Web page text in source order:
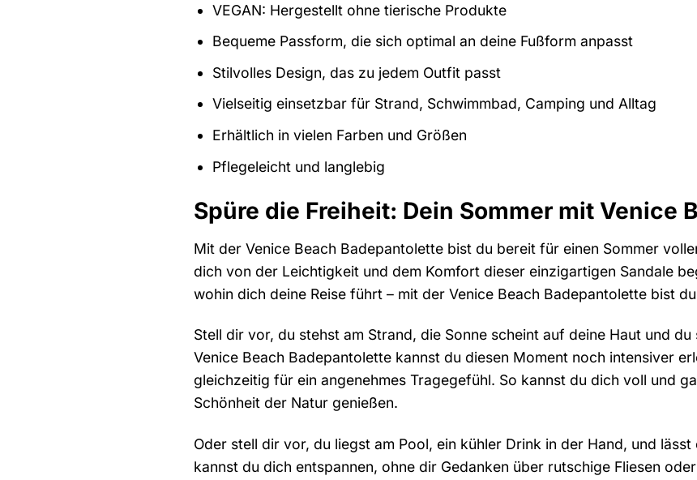
VEGAN: Hergestellt ohne tierische Produkte
Bequeme Passform, die sich optimal an deine Fußform anpasst
Stilvolles Design, das zu jedem Outfit passt
Vielseitig einsetzbar für Strand, Schwimmbad, Camping und Alltag
Erhältlich in vielen Farben und Größen
Pflegeleicht und langlebig
Spüre die Freiheit: Dein Sommer mit Venice
Mit der Venice Beach Badepantolette bist du bereit für einen Sommer
dich von der Leichtigkeit und dem Komfort dieser einzigartigen Sandale
wohin dich deine Reise führt – mit der Venice Beach Badepantolette bist
Stell dir vor, du stehst am Strand, die Sonne scheint auf deine Haut und
Venice Beach Badepantolette kannst du diesen Moment noch intensiver
gleichzeitig für ein angenehmes Tragegefühl. So kannst du dich voll und
Schönheit der Natur genießen.
Oder stell dir vor, du liegst am Pool, ein kühler Drink in der Hand, und
kannst du dich entspannen, ohne dir Gedanken über rutschige Fliesen